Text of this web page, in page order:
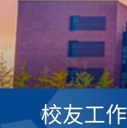
校友工作